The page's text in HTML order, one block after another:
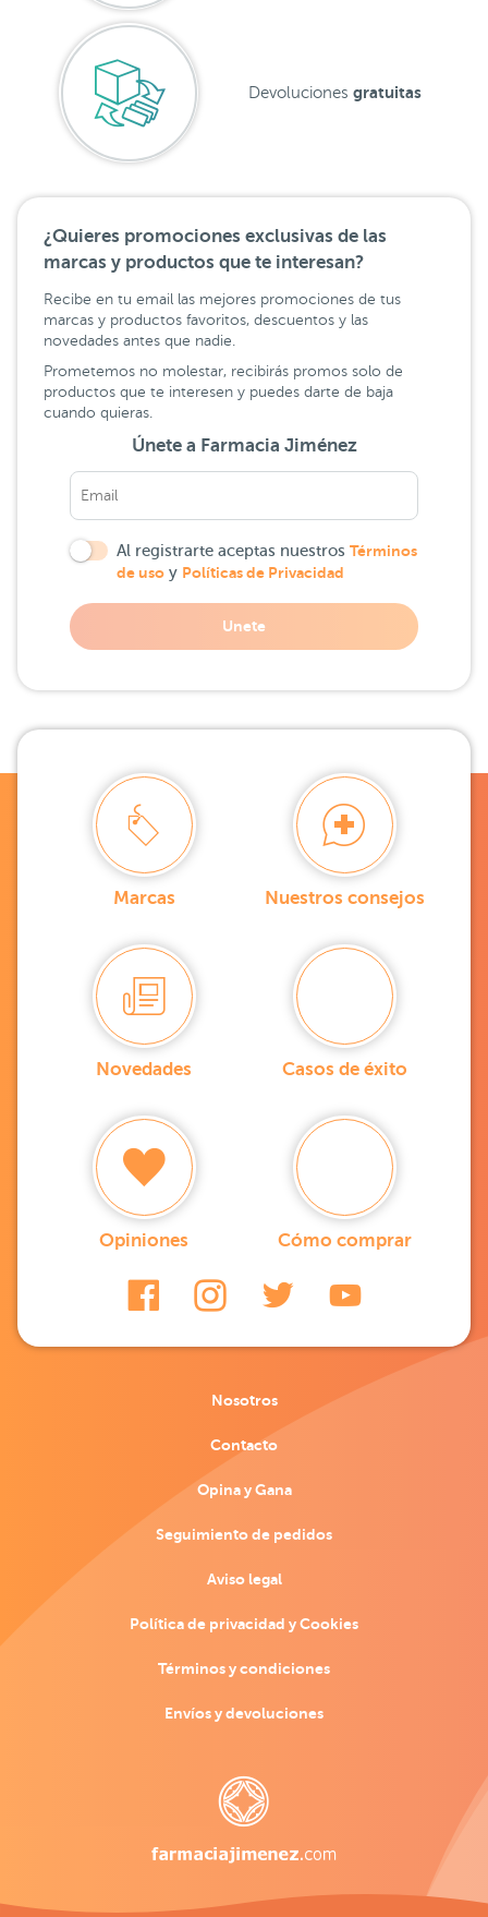
Devoluciones gratuitas
¿Quieres promociones exclusivas de las
marcas y productos que te interesan?
Recibe en tu email las mejores promociones de tus
marcas y productos favoritos, descuentos y las
novedades antes que nadie.
Prometemos no molestar, recibirás promos solo de
productos que te interesen y puedes darte de baja
cuando quieras.
Únete a Farmacia Jiménez
Al registrarte aceptas nuestros Términos
de uso y Políticas de Privacidad
Unete
Marcas Nuestros consejos
Novedades Casos de éxito
Opiniones Cómo comprar
Nosotros
Contacto
Opina y Gana
Seguimiento de pedidos
Aviso legal
Política de privacidad y Cookies
Términos y condiciones
Envíos y devoluciones